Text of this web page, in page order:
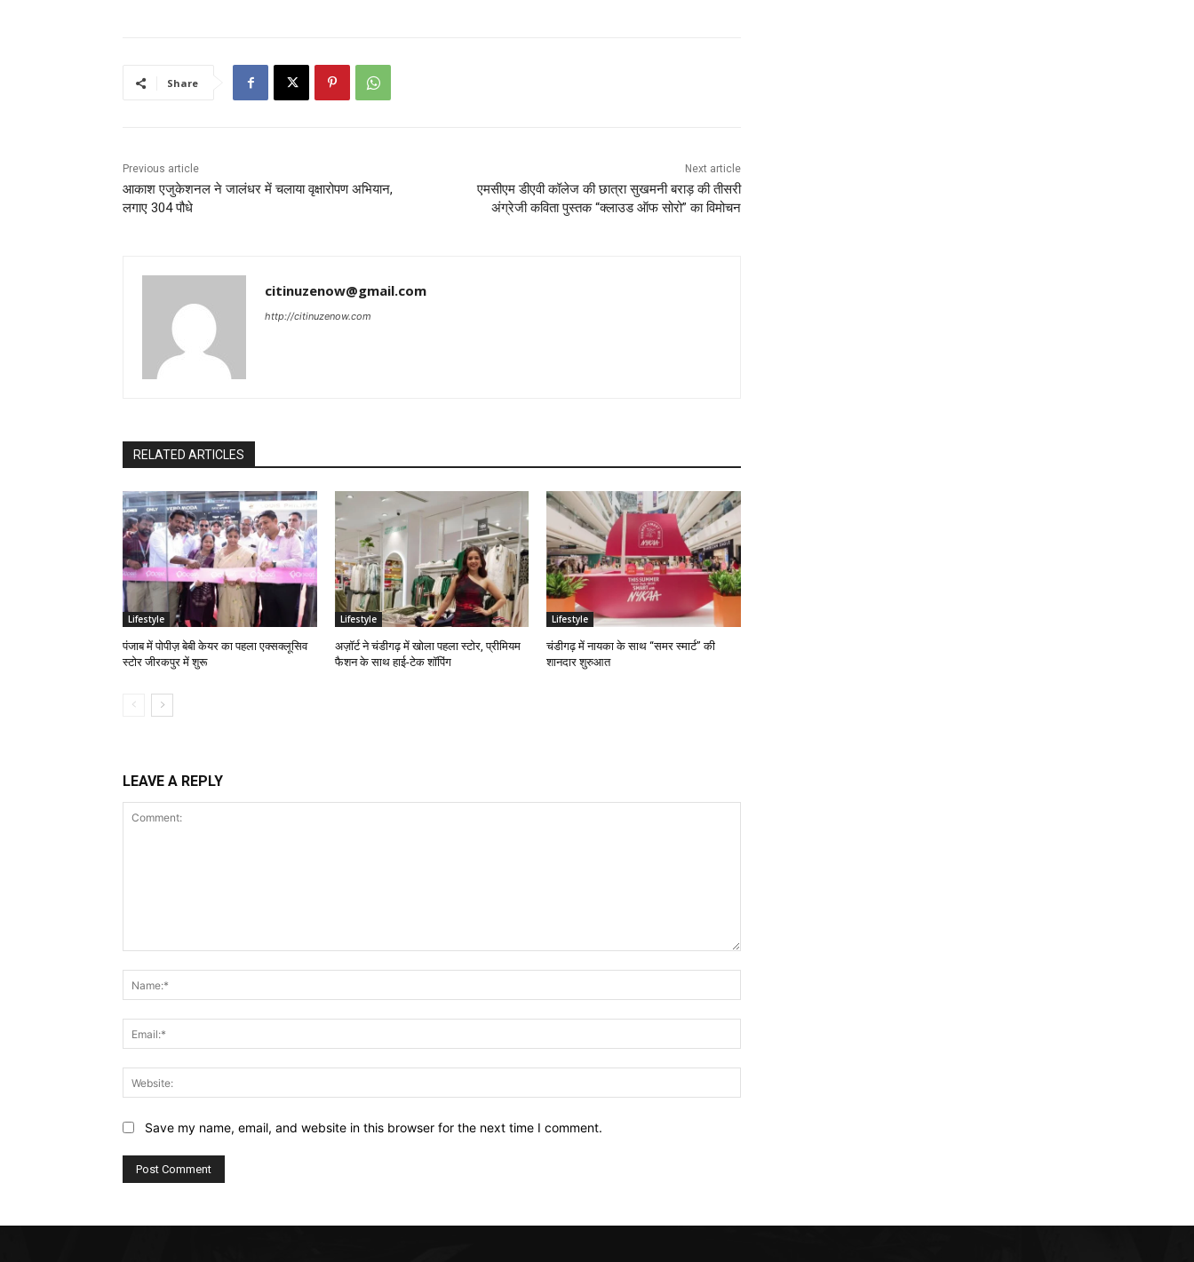
Share
Previous article
आकाश एजुकेशनल ने जालंधर में चलाया वृक्षारोपण अभियान,
लगाए 304 पौधे
Next article
एमसीएम डीएवी कॉलेज की छात्रा सुखमनी बराड़ की तीसरी
अंग्रेजी कविता पुस्तक “क्लाउड ऑफ सोरो” का विमोचन
citinuzenow@gmail.com
http://citinuzenow.com
RELATED ARTICLES
Lifestyle
पंजाब में पोपीज़ बेबी केयर का पहला एक्सक्लूसिव
स्टोर जीरकपुर में शुरू
Lifestyle
अज़ॉर्ट ने चंडीगढ़ में खोला पहला स्टोर, प्रीमियम
फैशन के साथ हाई-टेक शॉपिंग
Lifestyle
चंडीगढ़ में नायका के साथ “समर स्मार्ट” की
शानदार शुरुआत
LEAVE A REPLY
Save my name, email, and website in this browser for the next time I comment.